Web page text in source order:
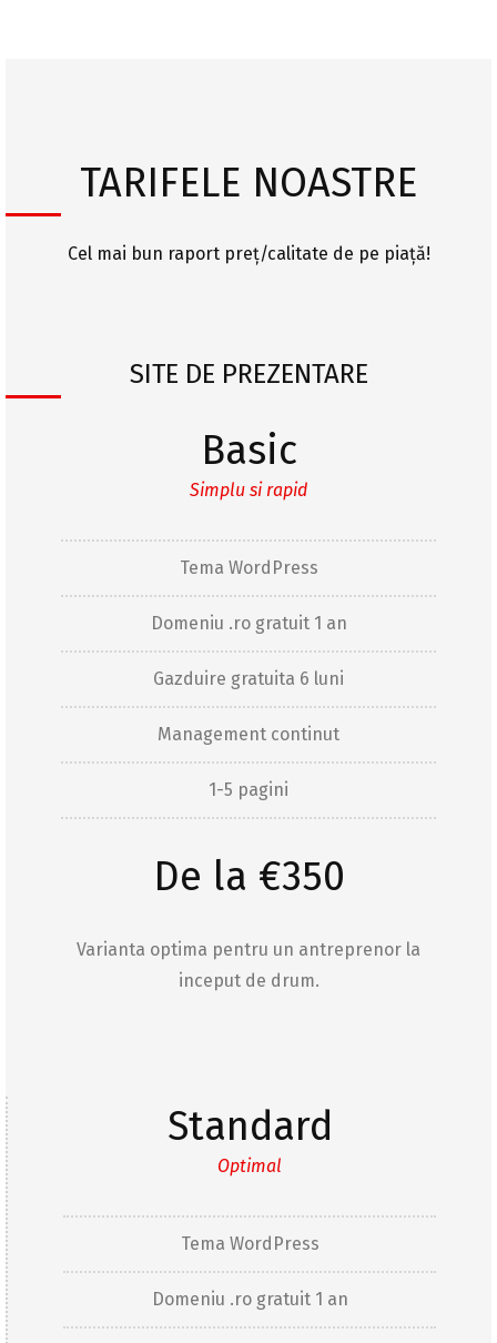
TARIFELE NOASTRE
Cel mai bun raport preț/calitate de pe piață!
SITE DE PREZENTARE
Basic
Simplu si rapid
Tema WordPress
Domeniu .ro gratuit 1 an
Gazduire gratuita 6 luni
Management continut
1-5 pagini
De la €350
Varianta optima pentru un antreprenor la
inceput de drum.
Standard
Optimal
Tema WordPress
Domeniu .ro gratuit 1 an